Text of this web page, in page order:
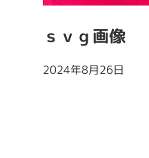
ｓｖｇ画像
2024年8月26日